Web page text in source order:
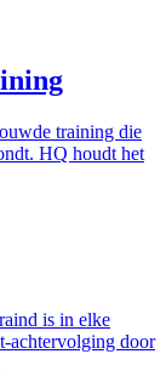
training die
HQ houdt het
is in elke
achtervolging door